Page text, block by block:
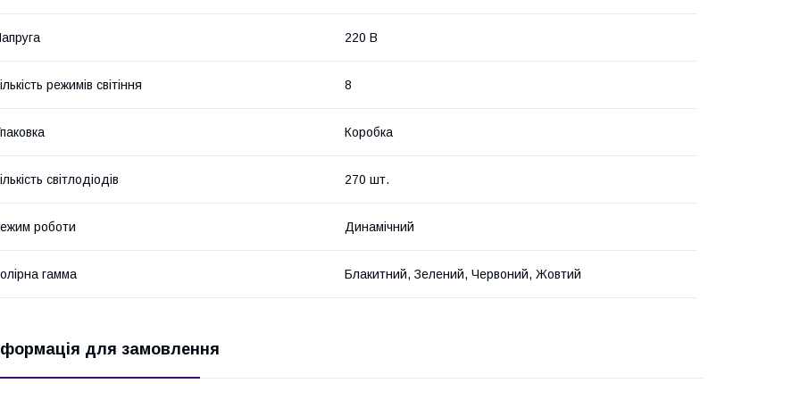
220 В
режимів світіння 8
Коробка
світлодіодів 270 шт.
роботи Динамічний
гамма Блакитний, Зелений, Червоний, Жовтий
для замовлення